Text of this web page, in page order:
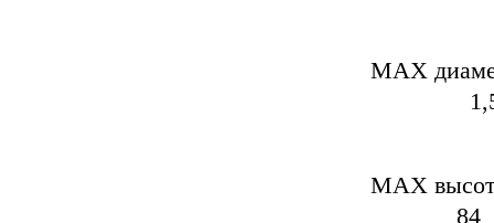
MAX
MAX
84